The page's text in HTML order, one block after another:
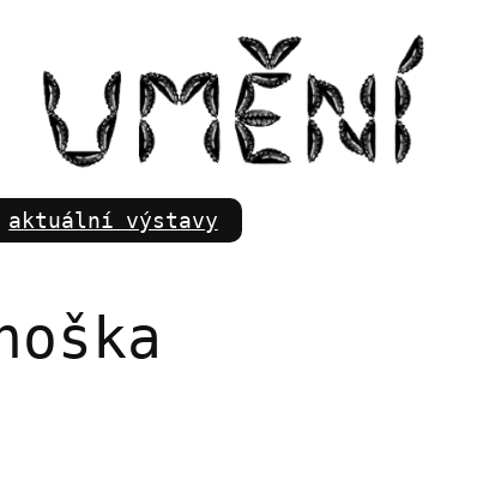
aktuální výstavy